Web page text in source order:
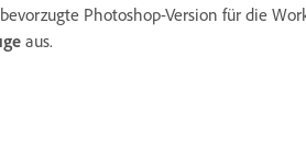
Photoshop-Version für die
aus.